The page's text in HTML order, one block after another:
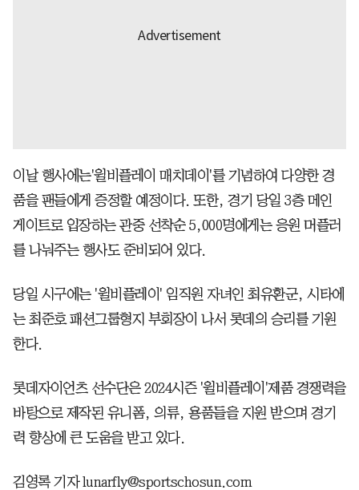
이날 행사에는'윌비플레이 매치데이'를 기념하여 다양한 경
품을 팬들에게 증정할 예정이다. 또한, 경기 당일 3층 메인
게이트로 입장하는 관중 선착순 5,000명에게는 응원 머플러
를 나눠주는 행사도 준비되어 있다.
당일 시구에는 '윌비플레이' 임직원 자녀인 최유환군, 시타에
는 최준호 패션그룹형지 부회장이 나서 롯데의 승리를 기원
한다.
롯데자이언츠 선수단은 2024시즌 '윌비플레이'제품 경쟁력을
바탕으로 제작된 유니폼, 의류, 용품들을 지원 받으며 경기
력 향상에 큰 도움을 받고 있다.
김영록 기자 lunarfly@sportschosun.com